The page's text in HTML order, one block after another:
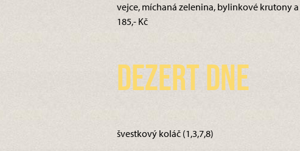
vejce, míchaná zelenina, bylinkové krutony a
185,- Kč
Dezert dne
švestkový koláč (1,3,7,8)